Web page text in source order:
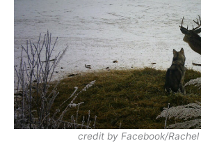
credit by Facebook/